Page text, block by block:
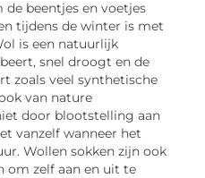
beentjes en voetjes
tijdens de winter is met
is een natuurlijk
snel droogt en de
zoals veel synthetische
van nature
door blootstelling aan
vanzelf wanneer het
Wollen sokken zijn ook
om zelf aan en uit te